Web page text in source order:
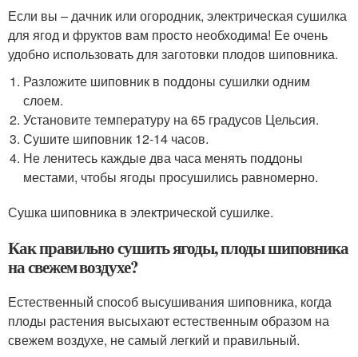
Если вы – дачник или огородник, электрическая сушилка
для ягод и фруктов вам просто необходима! Ее очень
удобно использовать для заготовки плодов шиповника.
Разложите шиповник в поддоны сушилки одним
слоем.
Установите температуру на 65 градусов Цельсия.
Сушите шиповник 12-14 часов.
Не ленитесь каждые два часа менять поддоны
местами, чтобы ягоды просушились равномерно.
Сушка шиповника в электрической сушилке.
Как правильно сушить ягоды, плоды шиповника
на свежем воздухе?
Естественный способ высушивания шиповника, когда
плоды растения высыхают естественным образом на
свежем воздухе, не самый легкий и правильный.